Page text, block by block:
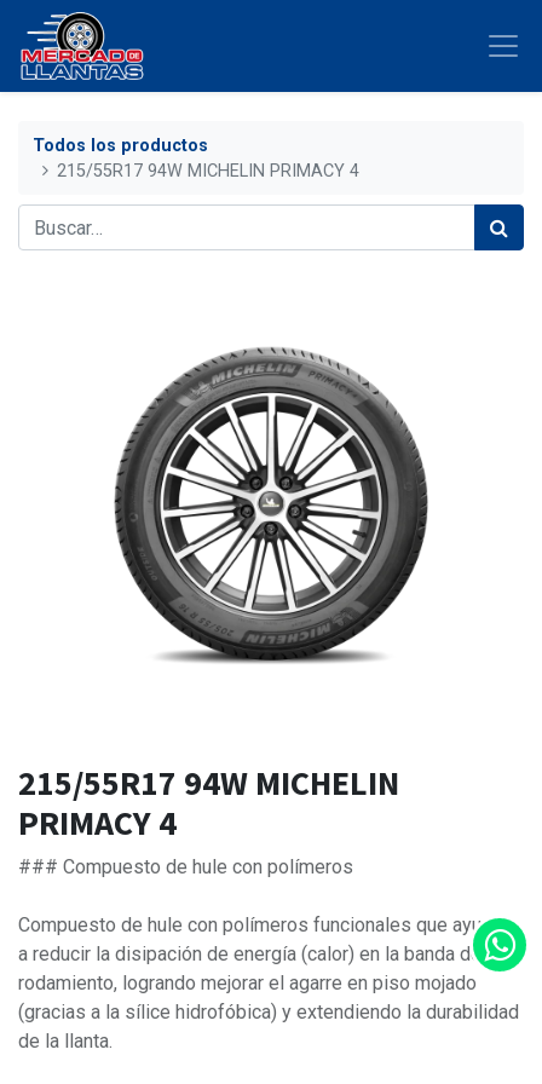
Todos los productos
215/55R17 94W MICHELIN PRIMACY 4
215/55R17 94W MICHELIN
PRIMACY 4
### Compuesto de hule con polímeros
Compuesto de hule con polímeros funcionales que ayudan
a reducir la disipación de energía (calor) en la banda de
rodamiento, logrando mejorar el agarre en piso mojado
(gracias a la sílice hidrofóbica) y extendiendo la durabilidad
de la llanta.